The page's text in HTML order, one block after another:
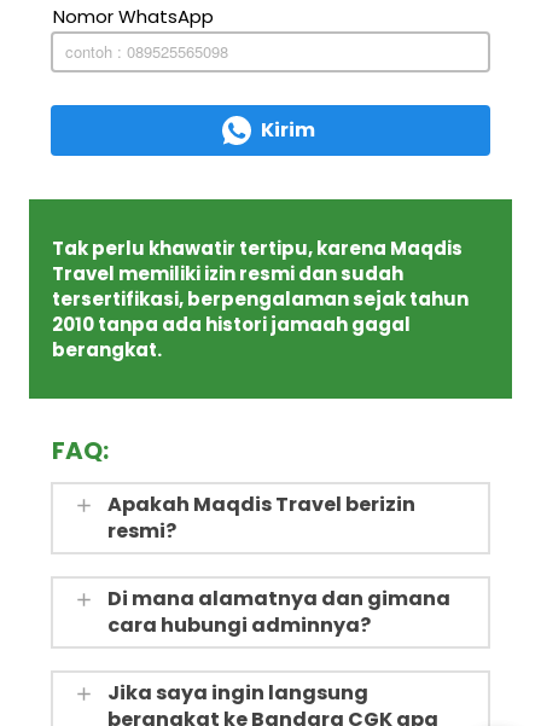
Nomor WhatsApp
` Kirim
Tak perlu khawatir tertipu, karena Maqdis
Travel memiliki izin resmi dan sudah
tersertifikasi, berpengalaman sejak tahun
2010 tanpa ada histori jamaah gagal
berangkat.
FAQ:
Apakah Maqdis Travel berizin
resmi?
Di mana alamatnya dan gimana
cara hubungi adminnya?
Jika saya ingin langsung
berangkat ke Bandara CGK apa